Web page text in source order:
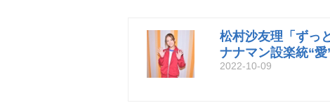
松村沙友理「ずっ
ナナマン設楽統“
2022-10-09